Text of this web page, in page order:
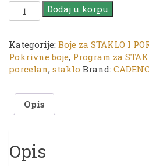
CADENCE
OPAQUE
Finish
|
Boja
staklo
porcelan
Lilac
Dodaj u korpu
Kategorije: Boje za STAKLO I
Pokrivne boje, Program za
porcelan, staklo Brand:
Opis
Opis